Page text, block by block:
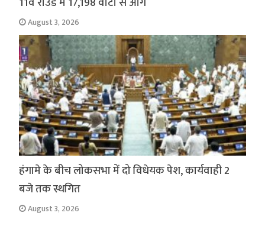
August 3, 2026
हंगामे के बीच लोकसभा में दो विधेयक पेश, कार्यवाही 2
बजे तक स्थगित
August 3, 2026